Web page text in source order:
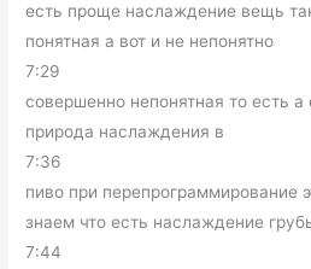
есть проще наслаждение вещь
понятная а вот и не непонятно
7:29
совершенно непонятная то есть
природа наслаждения в
7:36
пиво при перепрограммирование
знаем что есть наслаждение
7:44